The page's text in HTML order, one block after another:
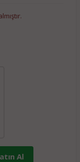
Al